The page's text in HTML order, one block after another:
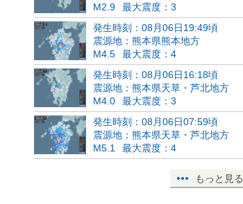
M2.9
最大震度：3
発生時刻：08月06日19:49頃
震源地：熊本県熊本地方
M4.5
最大震度：4
発生時刻：08月06日16:18頃
震源地：熊本県天草・芦北地方
M4.0
最大震度：3
発生時刻：08月06日07:59頃
震源地：熊本県天草・芦北地方
M5.1
最大震度：4
もっと見る